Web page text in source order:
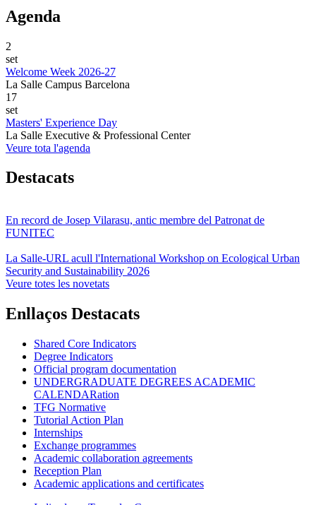
Agenda
2
set
Welcome Week 2026-27
La Salle Campus Barcelona
17
set
Masters' Experience Day
La Salle Executive & Professional Center
Veure tota l'agenda
Destacats
En record de Josep Vilarasu, antic membre del Patronat de
FUNITEC
La Salle-URL acull l'International Workshop on Ecological Urban
Security and Sustainability 2026
Veure totes les novetats
Enllaços Destacats
Shared Core Indicators
Degree Indicators
Official program documentation
UNDERGRADUATE DEGREES ACADEMIC
CALENDARation
TFG Normative
Tutorial Action Plan
Internships
Exchange programmes
Academic collaboration agreements
Reception Plan
Academic applications and certificates